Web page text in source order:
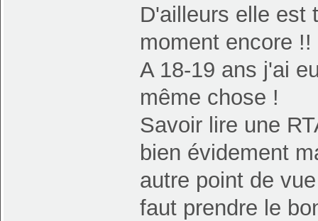
D'ailleurs elle est
moment encore !!
A 18-19 ans j'ai
même chose !
Savoir lire une
bien évidement
autre point de
faut prendre le